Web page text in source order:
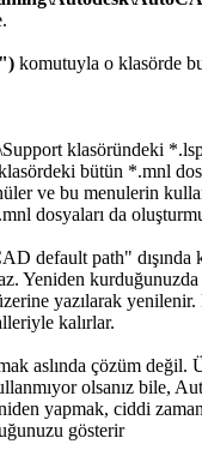
komutuyla o klasörde
klasöründeki
bütün *.mnl
ve bu menulerin
dosyaları da
default path" dışında
Yeniden
yazılarak yenilenir.
kalırlar.
aslında çözüm değil.
olsanız bile,
yapmak, ciddi
gösterir